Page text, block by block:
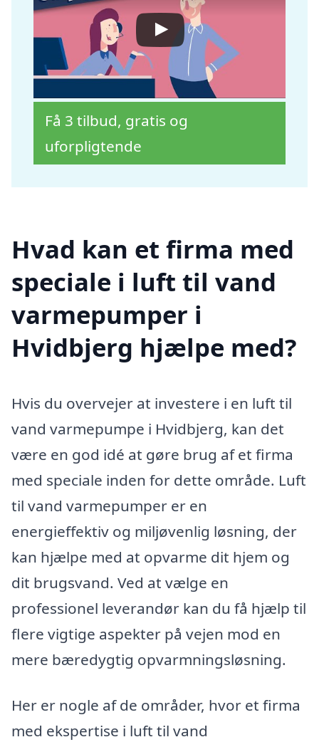
Få 3 tilbud, gratis og
uforpligtende
Hvad kan et firma med
speciale i luft til vand
varmepumper i
Hvidbjerg hjælpe med?
Hvis du overvejer at investere i en luft til
vand varmepumpe i Hvidbjerg, kan det
være en god idé at gøre brug af et firma
med speciale inden for dette område. Luft
til vand varmepumper er en
energieffektiv og miljøvenlig løsning, der
kan hjælpe med at opvarme dit hjem og
dit brugsvand. Ved at vælge en
professionel leverandør kan du få hjælp til
flere vigtige aspekter på vejen mod en
mere bæredygtig opvarmningsløsning.
Her er nogle af de områder, hvor et firma
med ekspertise i luft til vand